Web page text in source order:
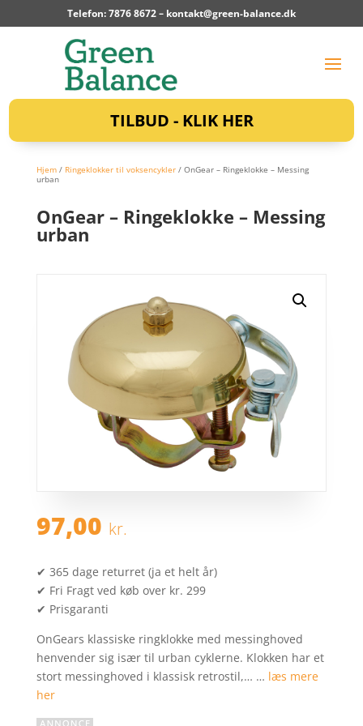
Telefon: 7876 8672 – kontakt@green-balance.dk
TILBUD - KLIK HER
Hjem/ Ringeklokker til voksencykler/ OnGear – Ringeklokke – Messing
urban
OnGear – Ringeklokke – Messing
urban
97,00 kr.
✔ 365 dage returret (ja et helt år)
✔ Fri Fragt ved køb over kr. 299
✔ Prisgaranti
OnGears klassiske ringklokke med messinghoved
henvender sig især til urban cyklerne. Klokken har et
stort messinghoved i klassisk retrostil,… … læs mere
her